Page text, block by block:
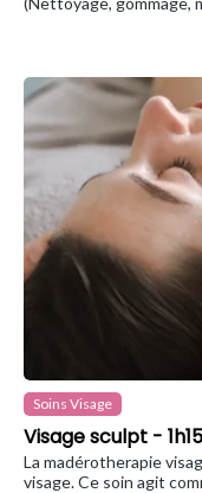
Soins Visage
Visage sculpt - 1h15
La madérotherapie
visage. Ce soin agit